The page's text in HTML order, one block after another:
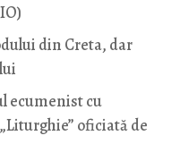
din Creta, dar
ecumenist cu
oficiată de